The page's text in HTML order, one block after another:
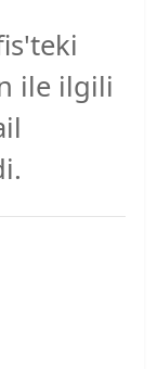
ile ilgili